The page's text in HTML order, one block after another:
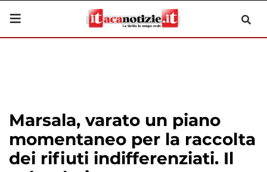
Marsala, varato un piano
momentaneo per la raccolta
dei rifiuti indifferenziati. Il